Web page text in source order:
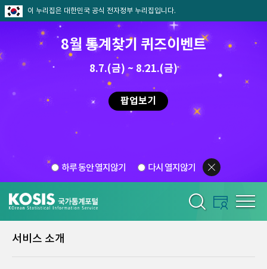
이 누리집은 대한민국 공식 전자정부 누리집입니다.
8월 통계찾기 퀴즈이벤트
8.7.(금) ~ 8.21.(금)
팝업보기
하루 동안 열지않기 다시 열지않기
서비스 소개